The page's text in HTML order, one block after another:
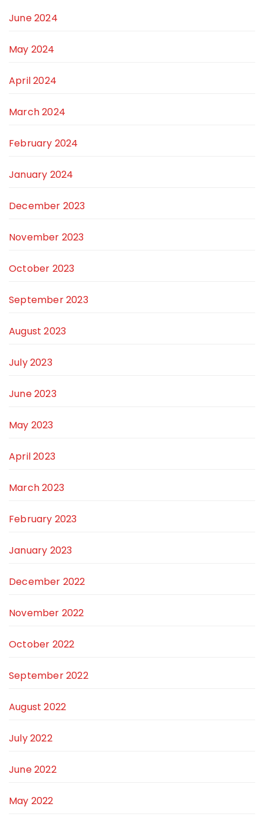
June 2024
May 2024
April 2024
March 2024
February 2024
January 2024
December 2023
November 2023
October 2023
September 2023
August 2023
July 2023
June 2023
May 2023
April 2023
March 2023
February 2023
January 2023
December 2022
November 2022
October 2022
September 2022
August 2022
July 2022
June 2022
May 2022